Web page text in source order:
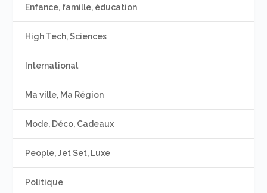
Enfance, famille, éducation
High Tech, Sciences
International
Ma ville, Ma Région
Mode, Déco, Cadeaux
People, Jet Set, Luxe
Politique